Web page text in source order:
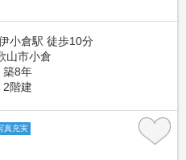
小倉駅 徒歩10分
山市小倉
築8年
2階建
真充実